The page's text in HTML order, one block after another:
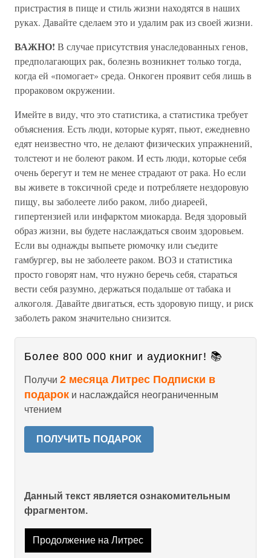
пристрастия в пище и стиль жизни находятся в наших
руках. Давайте сделаем это и удалим рак из своей жизни.
ВАЖНО! В случае присутствия унаследованных генов,
предполагающих рак, болезнь возникнет только тогда,
когда ей «помогает» среда. Онкоген проявит себя лишь в
прораковом окружении.
Имейте в виду, что это статистика, а статистика требует
объяснения. Есть люди, которые курят, пьют, ежедневно
едят неизвестно что, не делают физических упражнений,
толстеют и не болеют раком. И есть люди, которые себя
очень берегут и тем не менее страдают от рака. Но если
вы живете в токсичной среде и потребляете нездоровую
пищу, вы заболеете либо раком, либо диареей,
гипертензией или инфарктом миокарда. Ведя здоровый
образ жизни, вы будете наслаждаться своим здоровьем.
Если вы однажды выпьете рюмочку или съедите
гамбургер, вы не заболеете раком. ВОЗ и статистика
просто говорят нам, что нужно беречь себя, стараться
вести себя разумно, держаться подальше от табака и
алкоголя. Давайте двигаться, есть здоровую пищу, и риск
заболеть раком значительно снизится.
Более 800 000 книг и аудиокниг! 📚
Получи 2 месяца Литрес Подписки в
подарок и наслаждайся неограниченным
чтением
ПОЛУЧИТЬ ПОДАРОК
Данный текст является ознакомительным
фрагментом.
Продолжение на Литрес